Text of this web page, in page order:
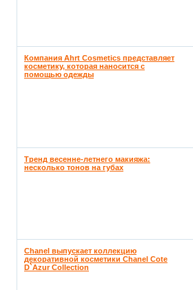
Компания Ahrt Cosmetics представляет
косметику, которая наносится с
помощью одежды
Тренд весенне-летнего макияжа:
несколько тонов на губах
Chanel выпускает коллекцию
декоративной косметики Chanel Cote
D`Azur Collection